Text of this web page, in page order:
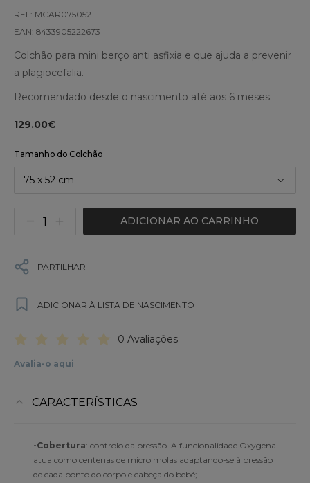
REF: MCAR075052
EAN: 8433905222673
Colchão para mini berço anti asfixia e que ajuda a prevenir
a plagiocefalia.
Recomendado desde o nascimento até aos 6 meses.
129.00€
Tamanho do Colchão
75 x 52 cm
ADICIONAR AO CARRINHO
PARTILHAR
ADICIONAR À LISTA DE NASCIMENTO
0 Avaliações
Avalia-o aqui
CARACTERÍSTICAS
-Cobertura: controlo da pressão. A funcionalidade Oxygena
atua como centenas de micro molas adaptando-se à pressão
de cada ponto do corpo e cabeça do bebé;